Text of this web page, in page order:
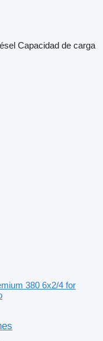
Capacidad de carga
380 6x2/4 for